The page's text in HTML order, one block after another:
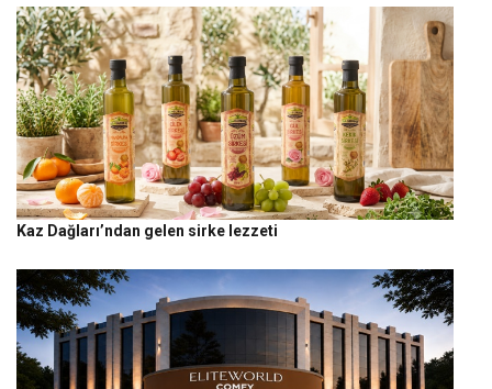
Kaz Dağları’ndan gelen sirke lezzeti